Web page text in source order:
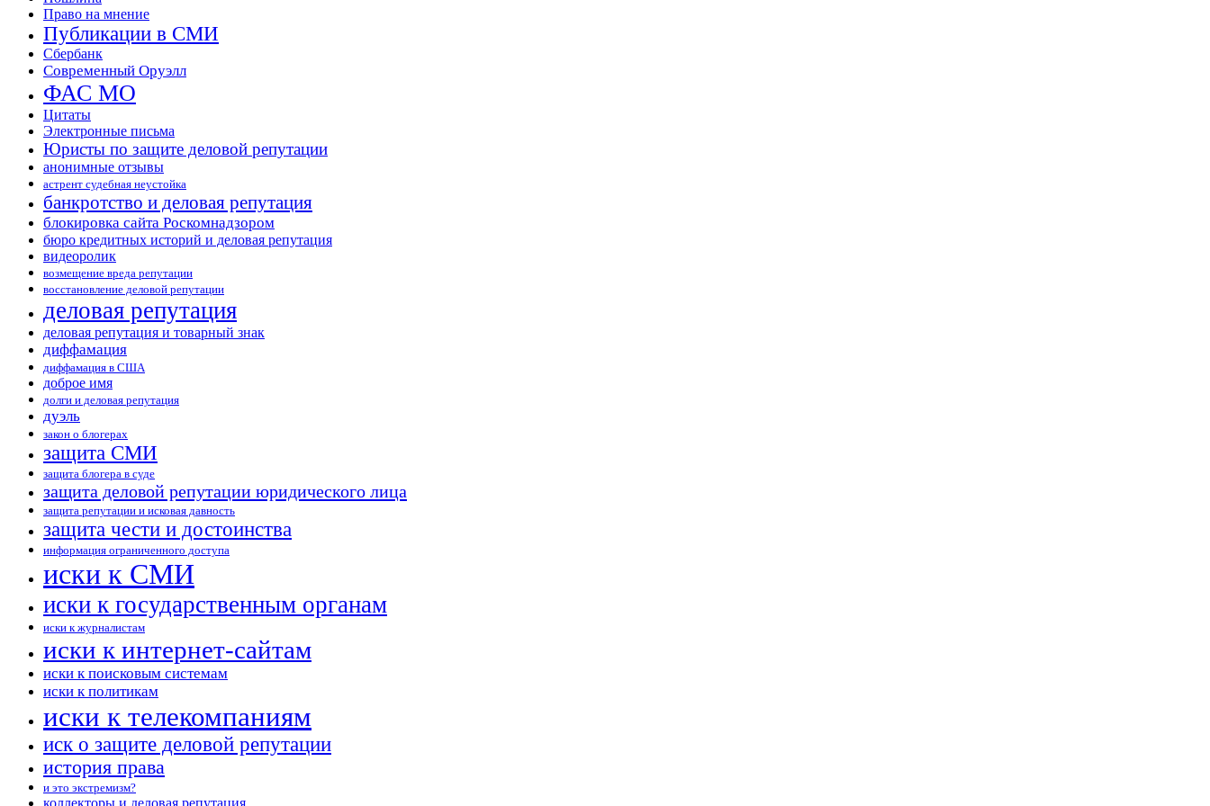
Право на мнение
Публикации в СМИ
Сбербанк
Современный Оруэлл
ФАС МО
Цитаты
Электронные письма
Юристы по защите деловой репутации
анонимные отзывы
астрент судебная неустойка
банкротство и деловая репутация
блокировка сайта Роскомнадзором
бюро кредитных историй и деловая репутация
видеоролик
возмещение вреда репутации
восстановление деловой репутации
деловая репутация
деловая репутация и товарный знак
диффамация
диффамация в США
доброе имя
долги и деловая репутация
дуэль
закон о блогерах
защита СМИ
защита блогера в суде
защита деловой репутации юридического лица
защита репутации и исковая давность
защита чести и достоинства
информация ограниченного доступа
иски к СМИ
иски к государственным органам
иски к журналистам
иски к интернет-сайтам
иски к поисковым системам
иски к политикам
иски к телекомпаниям
иск о защите деловой репутации
история права
и это экстремизм?